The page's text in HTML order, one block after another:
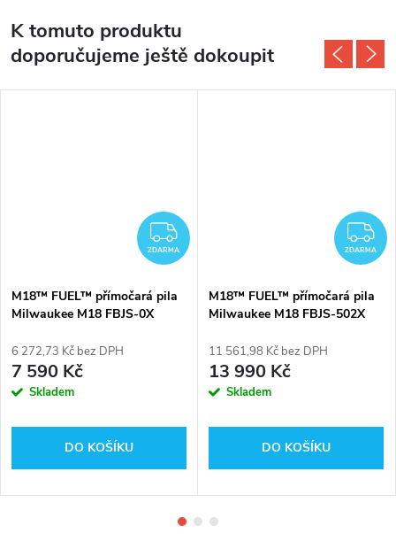
K tomuto produktu
doporučujeme ještě dokoupit
ZDARMA
ZDARMA
M18™ FUEL™ přímočará pila
Milwaukee M18 FBJS-0X
6 272,73 Kč bez DPH
7 590 Kč
Skladem
DO KOŠÍKU
ZDARMA
M18™ FUEL™ přímočará pila
Milwaukee M18 FBJS-502X
11 561,98 Kč bez DPH
13 990 Kč
Skladem
DO KOŠÍKU